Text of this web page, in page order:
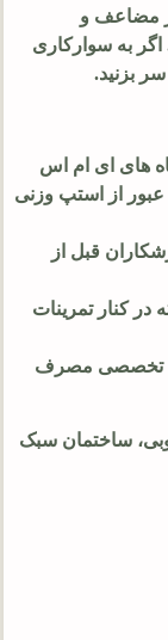
مضاعف و
به سوارکاری
سر بزنید.
های ای ام اس
از استپ وزنی
قبل از
در کنار تمرینات
تخصصی مصرف
ساختمان سبک